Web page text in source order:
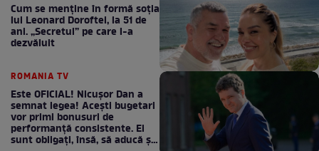
Cum se menţine în formă soţia
lui Leonard Doroftei, la 51 de
ani. „Secretul” pe care l-a
dezvăluit
ROMANIA TV
Este OFICIAL! Nicușor Dan a
semnat legea! Acești bugetari
vor primi bonusuri de
performanță consistente. Ei
sunt obligați, însă, să aducă și